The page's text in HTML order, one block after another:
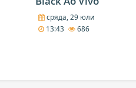
сряда, 29 юли
13:43
686